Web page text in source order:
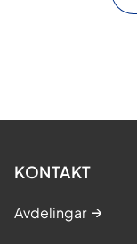
KONTAKT
Avdelingar